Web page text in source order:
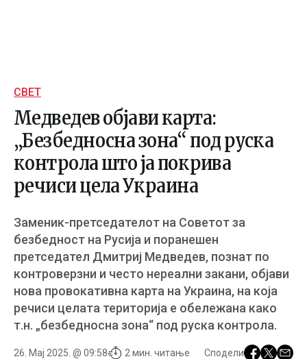
СВЕТ
Медведев објави карта:
„Безбедносна зона“ под руска
контрола што ја покрива
речиси цела Украина
Заменик-претседателот на Советот за
безбедност на Русија и поранешен
претседател Дмитриј Медведев, познат по
контроверзни и често нереални закани, објави
нова провокативна карта на Украина, на која
речиси целата територија е обележана како
т.н. „безбедносна зона“ под руска контрола.
26. Мај 2025. @ 09:58 2 мин. читање Сподели